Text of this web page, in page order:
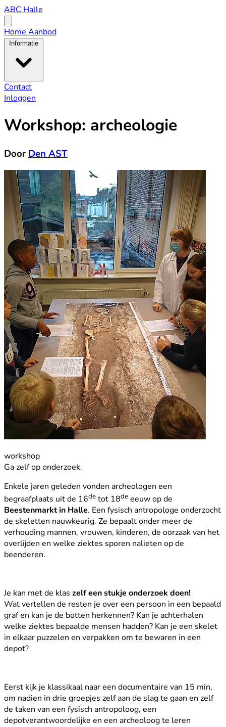
ABC
Halle
ABC Halle
menu
Home Aanbod
Informatie
Contact
Inloggen
Workshop: archeologie
DoorDen AST
workshop
Ga zelf op onderzoek.
Enkele jaren geleden vonden archeologen een
begraafplaats uit de 16de tot 18de eeuw op de
Beestenmarkt in Halle. Een fysisch antropologe onderzocht
de skeletten nauwkeurig. Ze bepaalt onder meer de
verhouding mannen, vrouwen, kinderen, de oorzaak van het
overlijden en welke ziektes sporen nalieten op de
beenderen.
Je kan met de klas zelf een stukje onderzoek doen!
Wat vertellen de resten je over een persoon in een bepaald
graf en kan je de botten herkennen? Kan je achterhalen
welke ziektes bepaalde mensen hadden? Kan je een skelet
in elkaar puzzelen en verpakken om te bewaren in een
depot?
Eerst kijk je klassikaal naar een documentaire van 15 min,
om nadien in drie groepjes zelf aan de slag te gaan en zelf
de taken van een fysisch antropoloog, een
depotverantwoordelijke en een archeoloog te leren